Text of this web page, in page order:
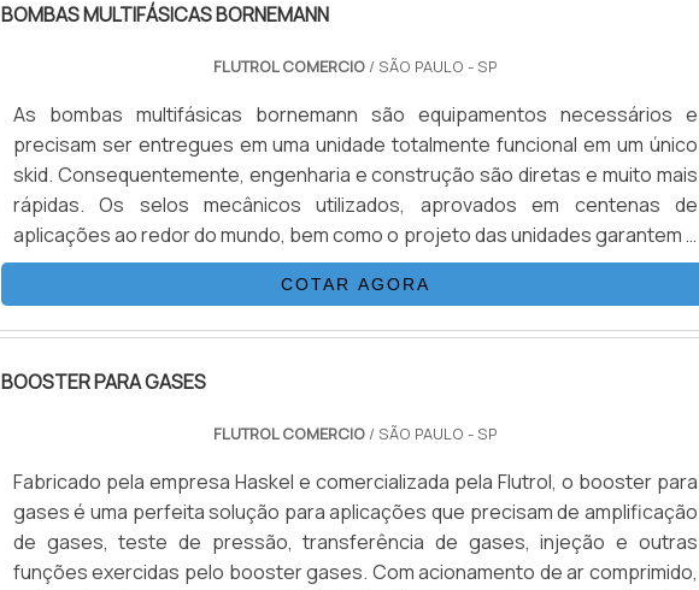
BOMBAS MULTIFÁSICAS BORNEMANN
FLUTROL COMERCIO / SÃO PAULO - SP
As bombas multifásicas bornemann são equipamentos necessários e
precisam ser entregues em uma unidade totalmente funcional em um único
skid. Consequentemente, engenharia e construção são diretas e muito mais
rápidas. Os selos mecânicos utilizados, aprovados em centenas de
aplicações ao redor do mundo, bem como o projeto das unidades garantem o
atendimento às mais severas normas ambientais. O desenho compacto das
unidades permite ainda a redução do espaço requerido para instalação,
resultando em .
COTAR AGORA
BOOSTER PARA GASES
FLUTROL COMERCIO / SÃO PAULO - SP
Fabricado pela empresa Haskel e comercializada pela Flutrol, o booster para
gases é uma perfeita solução para aplicações que precisam de amplificação
de gases, teste de pressão, transferência de gases, injeção e outras
funções exercidas pelo booster gases. Com acionamento de ar comprimido,